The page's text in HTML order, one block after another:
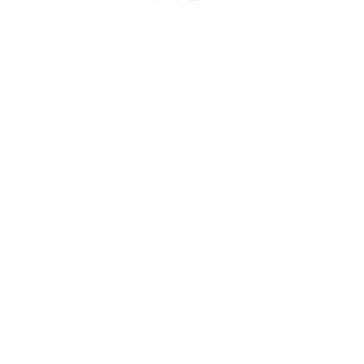
문화, 가족상담, 지역사회연계, 아이돌봄지원, 가족역